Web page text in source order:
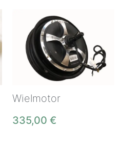
Wielmotor
335,00 €